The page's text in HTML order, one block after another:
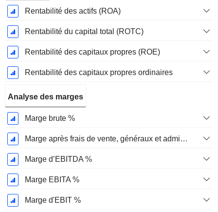
Mars
Rentabilité des actifs (ROA)
Rentabilité du capital total (ROTC)
Rentabilité des capitaux propres (ROE)
Rentabilité des capitaux propres ordinaires
Analyse des marges
Marge brute %
Marge après frais de vente, généraux et administratifs %
Marge d’EBITDA %
Marge EBITA %
Marge d'EBIT %